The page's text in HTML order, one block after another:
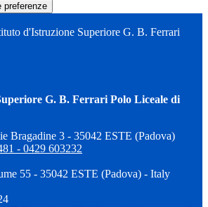
preferenze
d'Istruzione Superiore G. B. Ferrari
G. B. Ferrari Polo Liceale di
Bragadine 3 - 35042 ESTE (Padova)
- 0429 603232
55 - 35042 ESTE (Padova) - Italy